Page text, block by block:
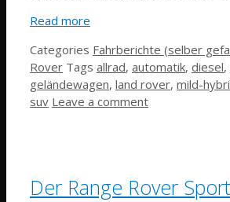
Read more
Categories Fahrberichte (selber
Rover Tags allrad, automatik, diesel,
geländewagen, land rover, mild-
suv Leave a comment
Der Range Rover